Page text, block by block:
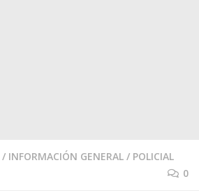
/ INFORMACIÓN GENERAL / POLICIAL
0